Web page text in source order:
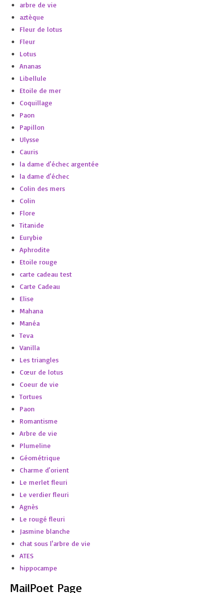
arbre de vie
aztèque
Fleur de lotus
Fleur
Lotus
Ananas
Libellule
Etoile de mer
Coquillage
Paon
Papillon
Ulysse
Cauris
la dame d'échec argentée
la dame d'échec
Colin des mers
Colin
Flore
Titanide
Eurybie
Aphrodite
Etoile rouge
carte cadeau test
Carte Cadeau
Elise
Mahana
Manéa
Teva
Vanilla
Les triangles
Cœur de lotus
Coeur de vie
Tortues
Paon
Romantisme
Arbre de vie
Plumeline
Géométrique
Charme d'orient
Le merlet fleuri
Le verdier fleuri
Agnès
Le rougé fleuri
Jasmine blanche
chat sous l'arbre de vie
ATES
hippocampe
MailPoet Page